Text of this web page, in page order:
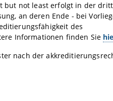
but not least erfolgt in der
an deren Ende - bei
des
Informationen finden Sie
nach der